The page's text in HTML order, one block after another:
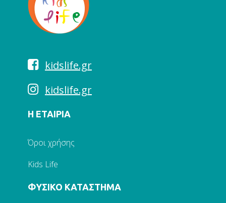
kidslife.gr
kidslife.gr
Η ΕΤΑΙΡΙΑ
Όροι χρήσης
Kids Life
ΦΥΣΙΚΟ ΚΑΤΑΣΤΗΜΑ